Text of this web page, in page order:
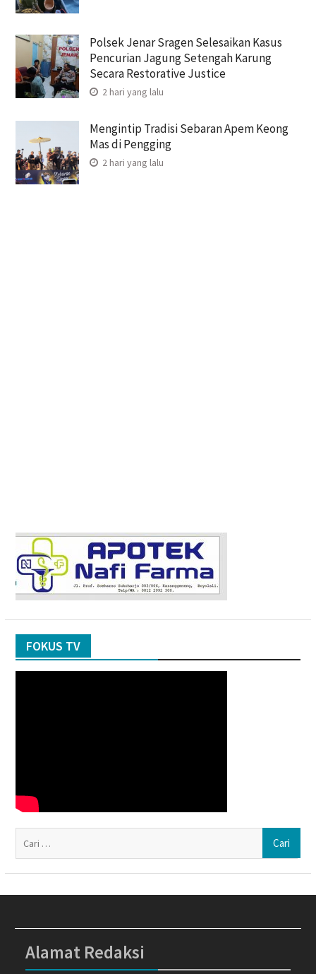
Polsek Jenar Sragen Selesaikan Kasus
Pencurian Jagung Setengah Karung
Secara Restorative Justice
2 hari yang lalu
Mengintip Tradisi Sebaran Apem Keong
Mas di Pengging
2 hari yang lalu
FOKUS TV
Alamat Redaksi